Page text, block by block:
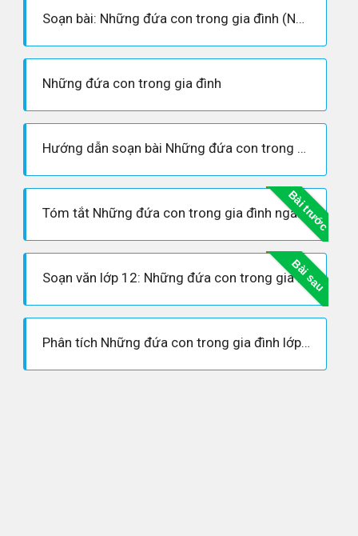
Soạn bài: Những đứa con trong gia đình (Nguyễn Thi - Siêu ngắn)
Những đứa con trong gia đình
Hướng dẫn soạn bài Những đứa con trong gia đình - Nguyễn Thi
Bài trước
Tóm tắt Những đứa con trong gia đình ngắn nhất - Ngữ văn 12
Bài sau
Soạn văn lớp 12: Những đứa con trong gia đình của Nguyễn Thi
Phân tích Những đứa con trong gia đình lớp 12